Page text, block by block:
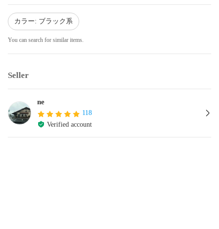
カラー: ブラック系
You can search for similar items.
Seller
ne
118
Verified account